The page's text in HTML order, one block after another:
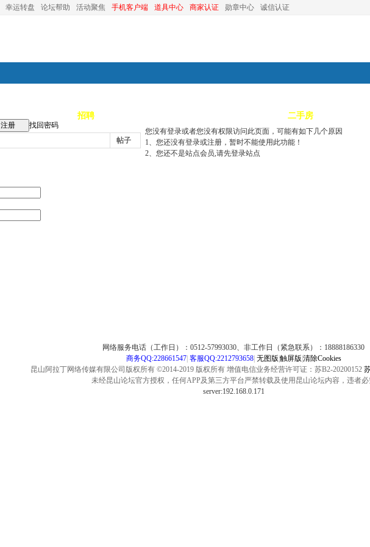
幸运转盘 论坛帮助 活动聚焦 手机客户端 道具中心 商家认证 勋章中心 诚信认证
招聘 二手房
注册
找回密码
帖子
您没有登录或者您没有权限访问此页面，可能有如下几个原因
1、您还没有登录或注册，暂时不能使用此功能！
2、您还不是站点会员,请先登录站点
网络服务电话（工作日）：0512-57993030、非工作日（紧急联系）：18888186330
商务QQ:228661547| 客服QQ:2212793658| 无图版 触屏版 清除Cookies
昆山阿拉丁网络传媒有限公司版权所有 ©2014-2019 版权所有 增值电信业务经营许可证：苏B2-20200152
未经昆山论坛官方授权，任何APP及第三方平台严禁转载及使用昆山论坛内容，违者必
server:192.168.0.171